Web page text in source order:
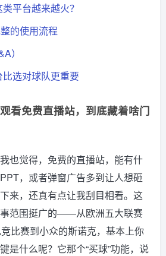
平台越来越火？
的使用流程
）
选对球队更重要
看免费直播站，到底藏着啥门
也觉得，免费的直播站，能有什
，或者弹窗广告多到让人想砸
来，还真有点让我刮目相看。这
范围挺广的——从欧洲五大联赛
比赛到小众的斯诺克，基本上你
是什么呢？它那个“买球”功能，说